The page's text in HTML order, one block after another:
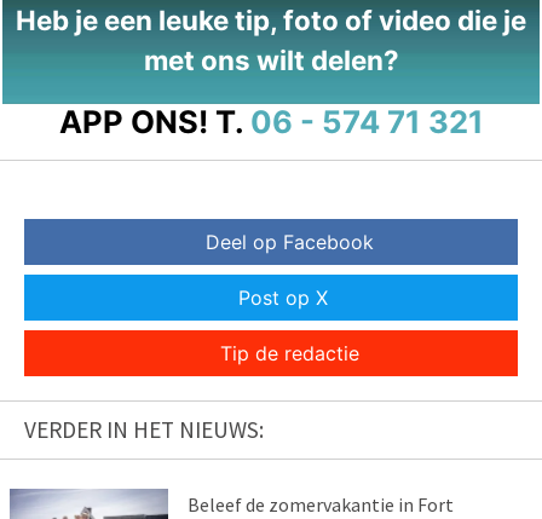
Heb je een leuke tip, foto of video die je
met ons wilt delen?
APP ONS! T. 06 - 574 71 321
Deel op Facebook
Post op X
Tip de redactie
VERDER IN HET NIEUWS:
Beleef de zomervakantie in Fort